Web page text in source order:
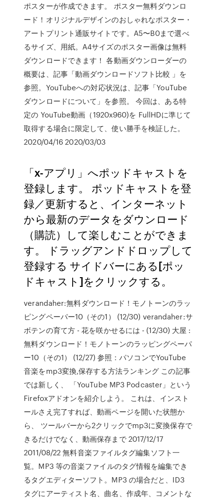
ポスターが作成できます。 ポスター無料ダウンロ
ード！オリジナルデザインのおしゃれなポスター・
アートプリント通販サイトです。A5〜B0まで選べ
るサイズ、用紙。A4サイズのポスター画像は無料
ダウンロードできます！ 各動画ダウンローダーの
概要は、記事「動画ダウンロードソフト比較 」を
参照。YouTubeへの対応状況は、記事「YouTube
ダウンロードについて」を参照。 今回は、ある特
定の YouTube動画（1920x960)を FullHDに準じて
取得する場合に限定して、使い勝手を検証した。
2020/04/16 2020/03/03
「x-アプリ」へポッドキャストを
登録します。 ポッドキャストを登
録／更新すると、インターネット
から最新のデータをダウンロード
（購読）して楽しむことができま
す。 ドラッグアンドドロップして
登録する サイドバーにある[ポッ
ドキャスト]をクリックする。
verandaher:無料ダウンロード！モノトーンのラッ
ピングペーパー10（その1） (12/30) verandaher:サ
ボテンの育て方 - 花を咲かせるには - (12/30) 大屋 :
無料ダウンロード！モノトーンのラッピングペーパ
ー10（その1） (12/27) 参照：パソコンでYouTube
音楽をmp3変換,保存する方法ランキング この記事
では新しく、 「YouTube MP3 Podcaster」という
Firefoxアドオンを紹介しよう。 これは、インスト
ールさえ完了すれば、動画ページを開いた状態か
ら、 ツールバーから2クリックでmp3に変換保存で
きるだけでなく、動画保存まで 2017/12/17
2011/08/22 無料音楽ファイルタグ編集ソフト一
覧。MP3 等の音楽ファイルのタグ情報を編集でき
るタグエディターソフト。MP3 の場合だと、ID3
タグにアーティスト名、曲名、作成年、コメントな